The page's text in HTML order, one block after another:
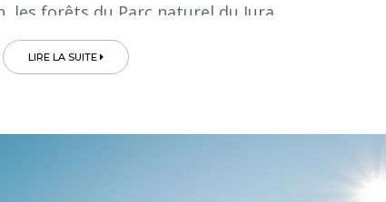
les forêts du Parc naturel du Jura…
LIRE LA SUITE